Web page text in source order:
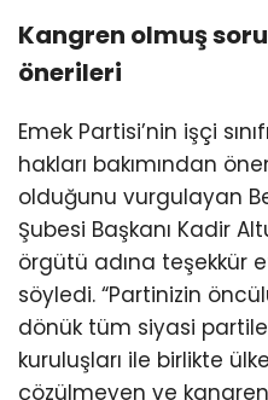
Kangren olmuş
önerileri
Emek Partisi’nin işçi
hakları bakımından
olduğunu vurgulayan
Şubesi Başkanı Kadir
örgütü adına teşekkür
söyledi. “Partinizin
dönük tüm siyasi
kuruluşları ile birlikte
çözülmeyen ve kangren